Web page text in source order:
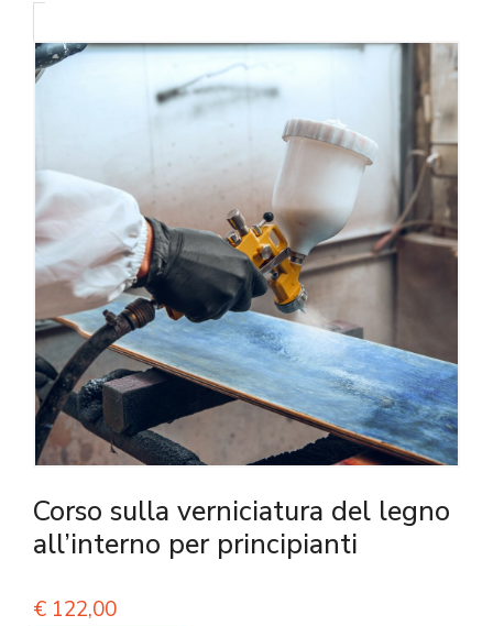
Corso sulla verniciatura del legno
all’interno per principianti
€ 122,00